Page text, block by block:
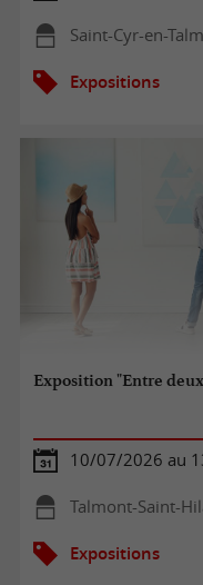
Saint-Cyr-en-
Expositions
Exposition "Entre
10/07/2026 au
Talmont-Saint-
Expositions